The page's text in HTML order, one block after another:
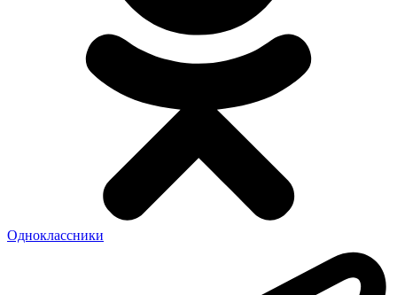
Одноклассники